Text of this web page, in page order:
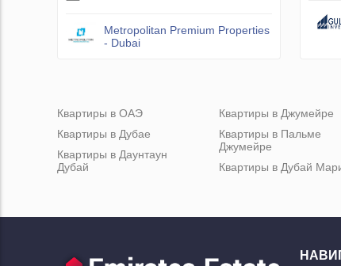
Metropolitan Premium Properties
- Dubai
Квартиры в ОАЭ
Квартиры в Дубае
Квартиры в Даунтаун
Дубай
Квартиры в Джумейре
Квартиры в Пальме
Джумейре
Квартиры в Дубай